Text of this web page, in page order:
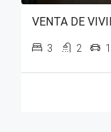
VENTA DE
3 2 1